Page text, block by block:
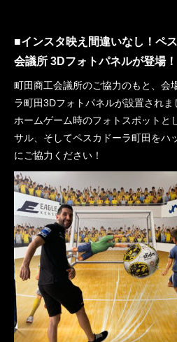
■インスタ映え間違いなし！ペ
会議所 3Dフォトパネルが登場！
町田商工会議所のご協力のもと、会
ラ町田3Dフォトパネルが設置されま
ホームゲーム時のフォトスポットと
サル、そしてペスカドーラ町田をハ
にご協力ください！